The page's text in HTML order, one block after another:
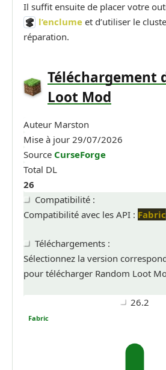
Il suffit ensuite de placer votre
l’enclume et d’utiliser le
réparation.
Téléchargement
Loot Mod
Auteur Marston
Mise à jour 29/07/2026
Source CurseForge
Total DL
26
Compatibilité :
Compatibilité avec les API : Fabric
Téléchargements :
Sélectionnez la version
pour télécharger Random Loot
26.2
Fabric